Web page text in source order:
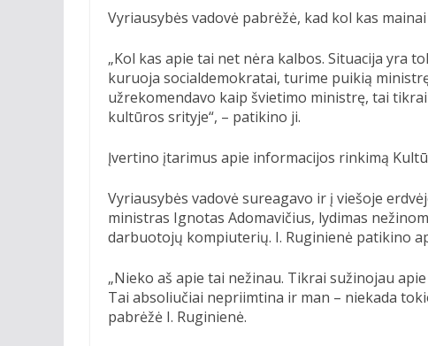
Vyriausybės vadovė pabrėžė, kad kol kas
„Kol kas apie tai net nėra kalbos. Situacija yra
kuruoja socialdemokratai, turime puikią
užrekomendavo kaip švietimo ministrę, tai
kultūros srityje“, – patikino ji.
Įvertino įtarimus apie informacijos rinkimą
Vyriausybės vadovė sureagavo ir į viešoje
ministras Ignotas Adomavičius, lydimas
darbuotojų kompiuterių. I. Ruginienė patikino
„Nieko aš apie tai nežinau. Tikrai sužinojau
Tai absoliučiai nepriimtina ir man – niekada
pabrėžė I. Ruginienė.